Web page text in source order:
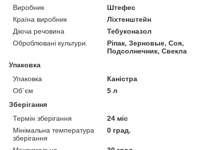
Виробник
Штефес
Країна виробник
Ліхтенштейн
Діюча речовина
Тебуконазол
Оброблювані культури.
Ріпак, Зерновые, Соя,
Подсолнечник, Свекла
Упаковка
Упаковка
Каністра
Об`єм
5 л
Зберігання
Термін зберігання
24 міс
Мінімальна температура
зберігання
0 град.